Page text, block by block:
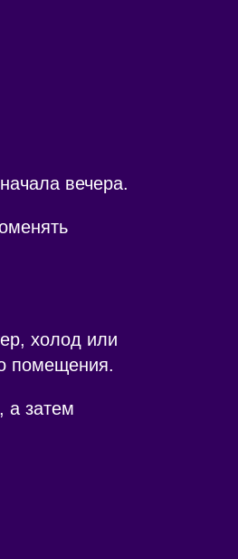
вечера.
холод или
помещения.
а затем